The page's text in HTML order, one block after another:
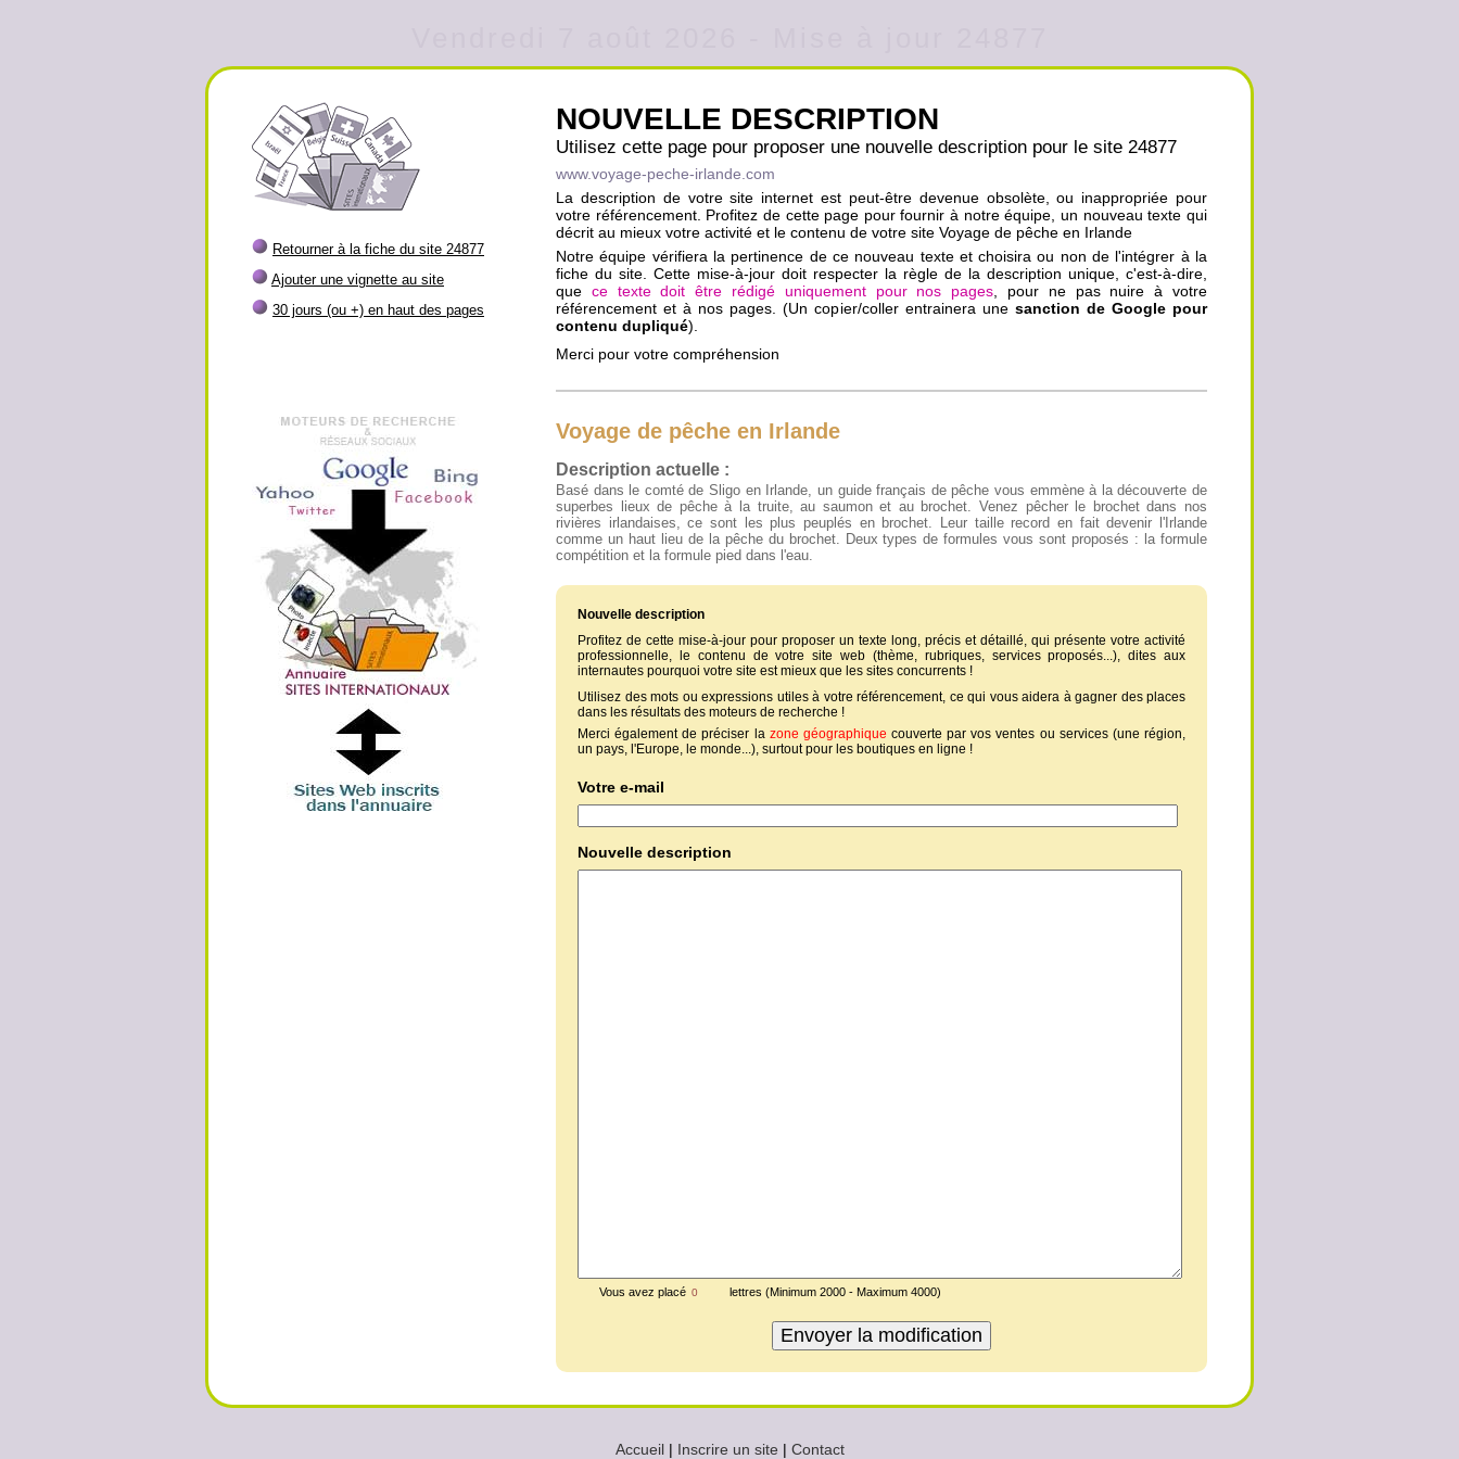
Retourner à la fiche du site 24877
Ajouter une vignette au site
30 jours (ou +) en haut des pages
NOUVELLE DESCRIPTION
Utilisez cette page pour proposer une nouvelle description pour le site 24877
www.voyage-peche-irlande.com
La description de votre site internet est peut-être devenue obsolète, ou inappropriée pour
votre référencement. Profitez de cette page pour fournir à notre équipe, un nouveau texte qui
décrit au mieux votre activité et le contenu de votre site Voyage de pêche en Irlande
Notre équipe vérifiera la pertinence de ce nouveau texte et choisira ou non de l'intégrer à la
fiche du site. Cette mise-à-jour doit respecter la règle de la description unique, c'est-à-dire,
que ce texte doit être rédigé uniquement pour nos pages , pour ne pas nuire à votre
référencement et à nos pages. (Un copier/coller entrainera une sanction de Google pour
contenu dupliqué).
Merci pour votre compréhension
Voyage de pêche en Irlande
Description actuelle :
Basé dans le comté de Sligo en Irlande, un guide français de pêche vous emmène à la découverte de
superbes lieux de pêche à la truite, au saumon et au brochet. Venez pêcher le brochet dans nos
rivières irlandaises, ce sont les plus peuplés en brochet. Leur taille record en fait devenir l'Irlande
comme un haut lieu de la pêche du brochet. Deux types de formules vous sont proposés : la formule
compétition et la formule pied dans l'eau.
Nouvelle description
Profitez de cette mise-à-jour pour proposer un texte long, précis et détaillé, qui présente votre activité
professionnelle, le contenu de votre site web (thème, rubriques, services proposés...), dites aux
internautes pourquoi votre site est mieux que les sites concurrents !
Utilisez des mots ou expressions utiles à votre référencement, ce qui vous aidera à gagner des places
dans les résultats des moteurs de recherche !
Merci également de préciser la zone géographique couverte par vos ventes ou services (une région,
un pays, l'Europe, le monde...), surtout pour les boutiques en ligne !
Votre e-mail
Nouvelle description
Vous avez placé lettres (Minimum 2000 - Maximum 4000)
Accueil| Inscrire un site | Contact